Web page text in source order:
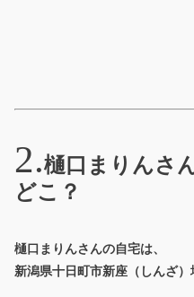
樋口まりんさ
どこ？
樋口まりんさんの自宅は、
新潟県十日町市新座（しんざ）